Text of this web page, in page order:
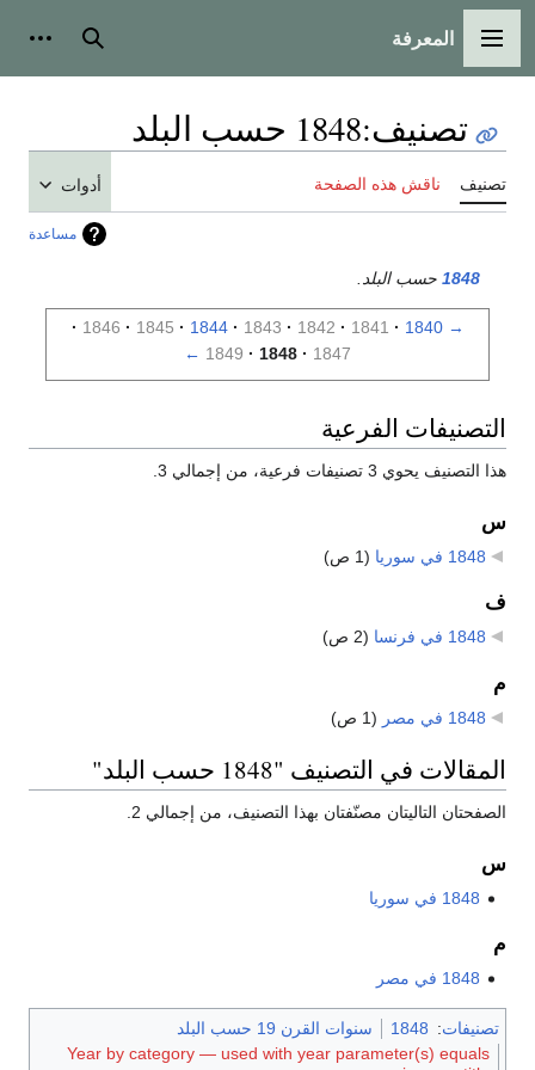
القائمة الرئيسية
المعرفة بحث
تصنيف:1848 حسب البلد
تصنيف ناقش هذه الصفحة أدوات
مساعدة
1848 حسب البلد.
→
1840
1841
1842
1843
1844
1845
1846
1847
1848
1849
←
التصنيفات الفرعية
هذا التصنيف يحوي 3 تصنيفات فرعية، من إجمالي 3.
س
1848 في سوريا (1 ص)
ف
1848 في فرنسا (2 ص)
م
1848 في مصر (1 ص)
المقالات في التصنيف "1848 حسب البلد"
الصفحتان التاليتان مصنّفتان بهذا التصنيف، من إجمالي 2.
س
1848 في سوريا
م
1848 في مصر
تصنيفات:
1848
سنوات القرن 19 حسب البلد
Year by category — used with year parameter(s) equals